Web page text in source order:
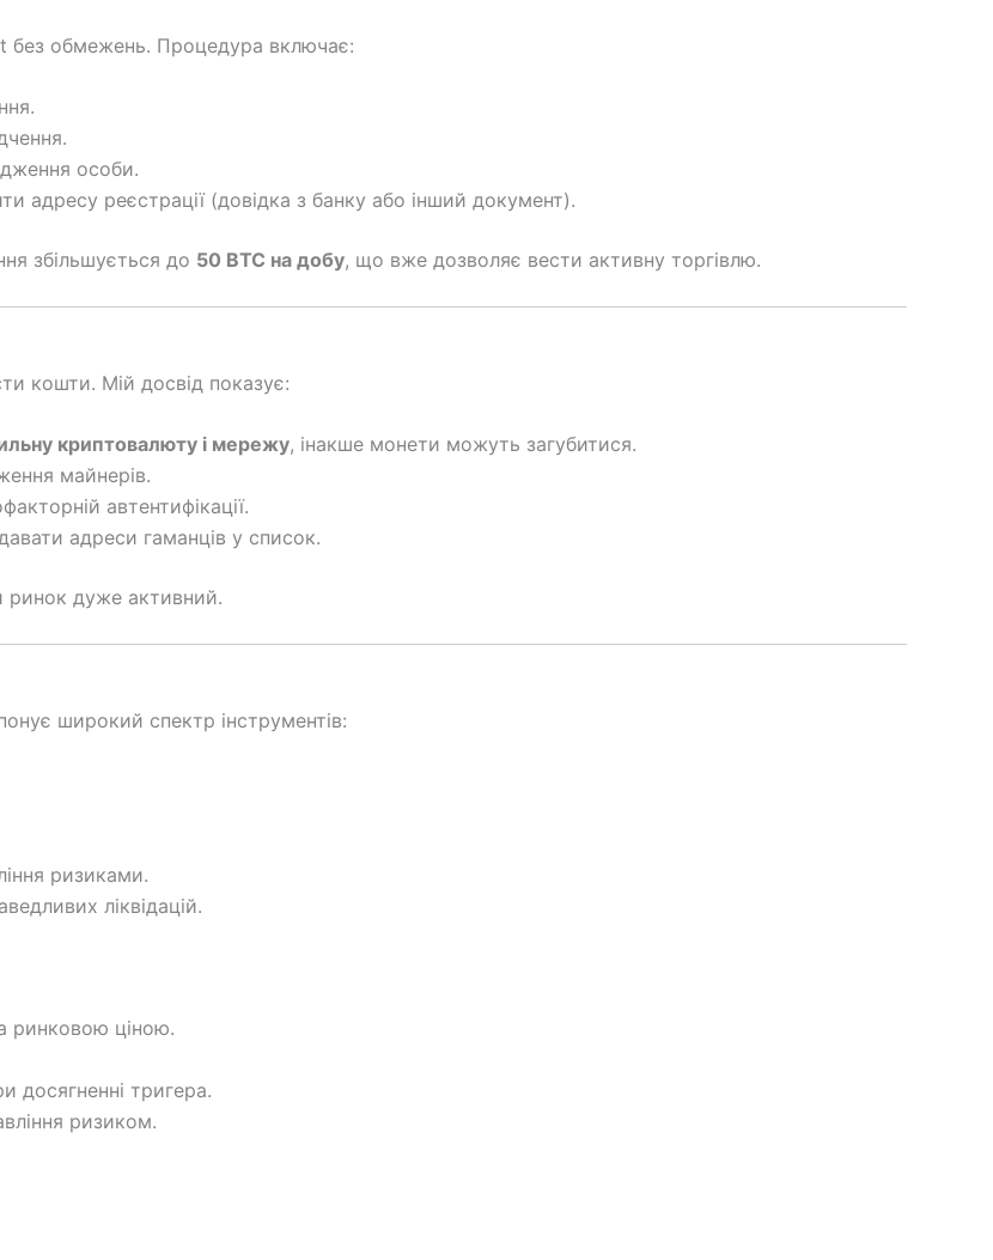
без обмежень. Процедура включає:
особи.
адресу реєстрації (довідка з банку або інший документ).
збільшується до 50 BTC на добу, що вже дозволяє вести активну торгівлю.
кошти. Мій досвід показує:
криптовалюту і мережу, інакше монети можуть загубитися.
майнерів.
автентифікації.
адреси гаманців у список.
ринок дуже активний.
широкий спектр інструментів:
ризиками.
ліквідацій.
ринковою ціною.
досягненні тригера.
ризиком.